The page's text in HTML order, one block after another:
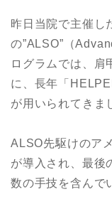
昨日当院で主催し
の”ALSO”（
ログラムでは、肩
に、長年「
が用いられてきま
ALSO先駆けのア
が導入され、最後
数の手技を含んで